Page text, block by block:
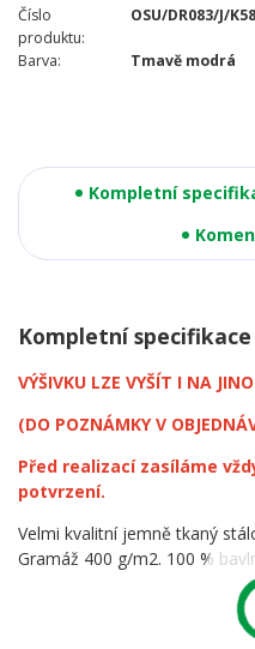
Číslo
produktu:
OSU/DR083/J/
Barva: Tmavě modrá
Kompletní
Kompletní specifikace
VÝŠIVKU LZE VYŠÍT I NA
(DO POZNÁMKY V
Před realizací zasíláme
potvrzení.
Velmi kvalitní jemně tkaný
Gramáž 400 g/m2. 100 %